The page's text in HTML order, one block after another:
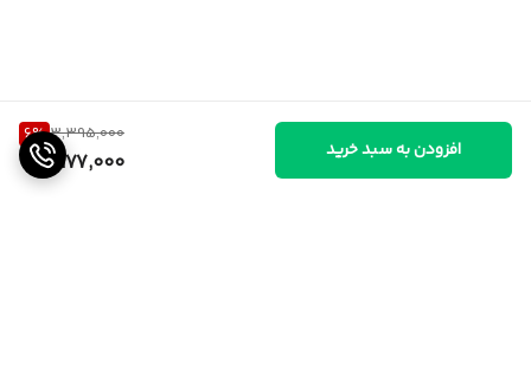
3,395,000
6%
3,177,000 افزودن به سبد خرید